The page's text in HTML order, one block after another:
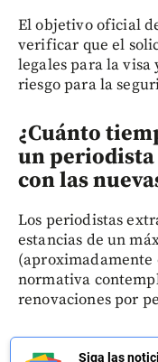
El objetivo oficial
verificar que el
legales para la
riesgo para la
¿Cuánto
un periodista
con las
Los periodistas
estancias de un
(aproximadamente
normativa
renovaciones por
Siga las